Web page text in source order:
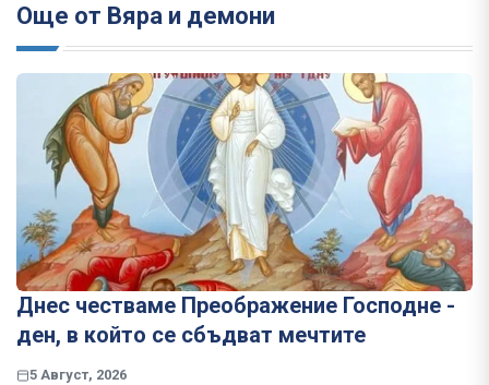
Още от Вяра и демони
Днес честваме Преображение Господне -
ден, в който се сбъдват мечтите
5 Август, 2026